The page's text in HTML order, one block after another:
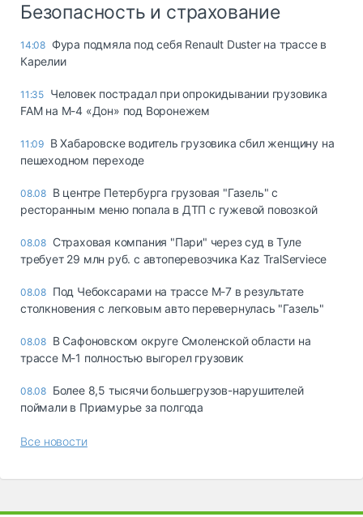
Безопасность и страхование
14:08 Фура подмяла под себя Renault Duster на трассе в
Карелии
11:35 Человек пострадал при опрокидывании грузовика
FAM на М-4 «Дон» под Воронежем
11:09 В Хабаровске водитель грузовика сбил женщину на
пешеходном переходе
08.08 В центре Петербурга грузовая "Газель" с
ресторанным меню попала в ДТП с гужевой повозкой
08.08 Страховая компания "Пари" через суд в Туле
требует 29 млн руб. с автоперевозчика Kaz TralServiece
08.08 Под Чебоксарами на трассе М-7 в результате
столкновения с легковым авто перевернулась "Газель"
08.08 В Сафоновском округе Смоленской области на
трассе М-1 полностью выгорел грузовик
08.08 Более 8,5 тысячи большегрузов-нарушителей
поймали в Приамурье за полгода
Все новости